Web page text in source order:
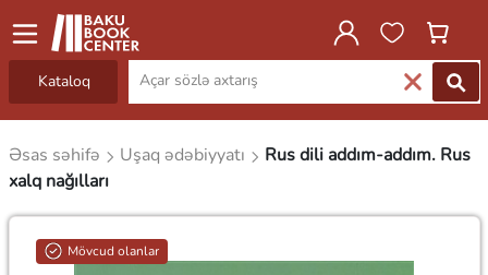
Kataloq
Əsas səhifə Uşaq ədəbiyyatı
Rus dili addım-addım. Rus
xalq nağılları
Mövcud olanlar